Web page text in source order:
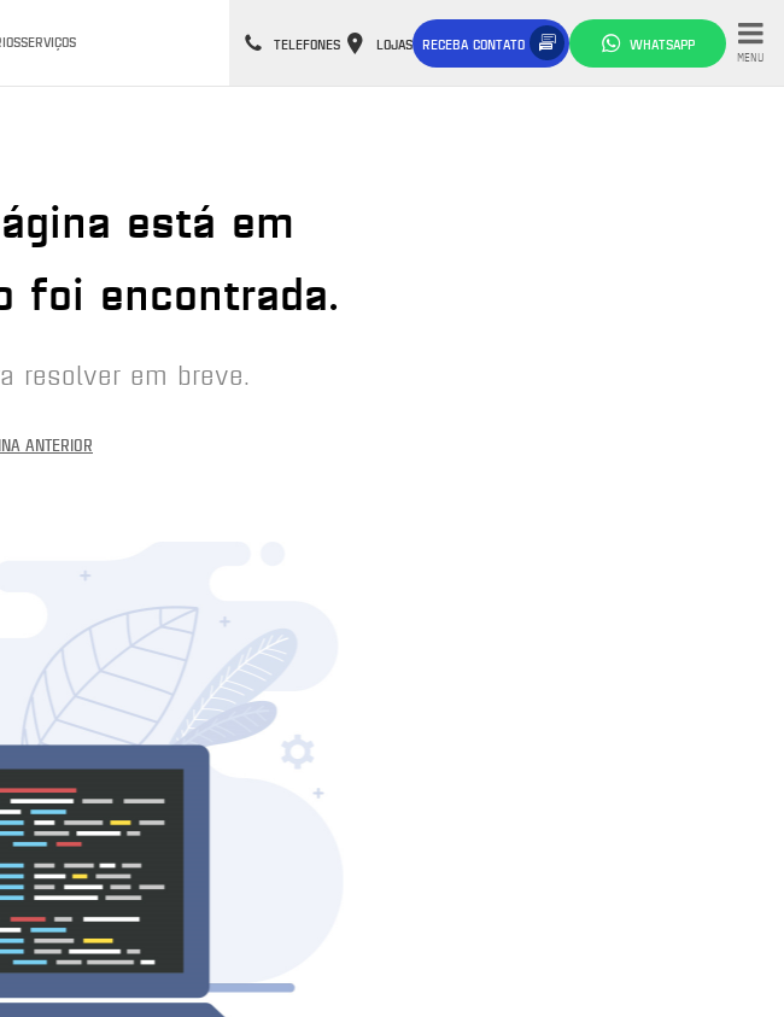
SERVIÇOS TELEFONES LOJAS RECEBA CONTATO WHATSAPP
MENU
está em
foi encontrada.
resolver em breve.
ANTERIOR